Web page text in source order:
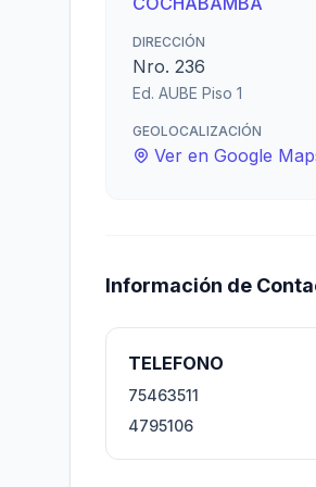
DIRECCIÓN
Nro. 236
Ed. AUBE Piso 1
GEOLOCALIZACIÓN
Ver en Google
Información de
TELEFONO
75463511
4795106